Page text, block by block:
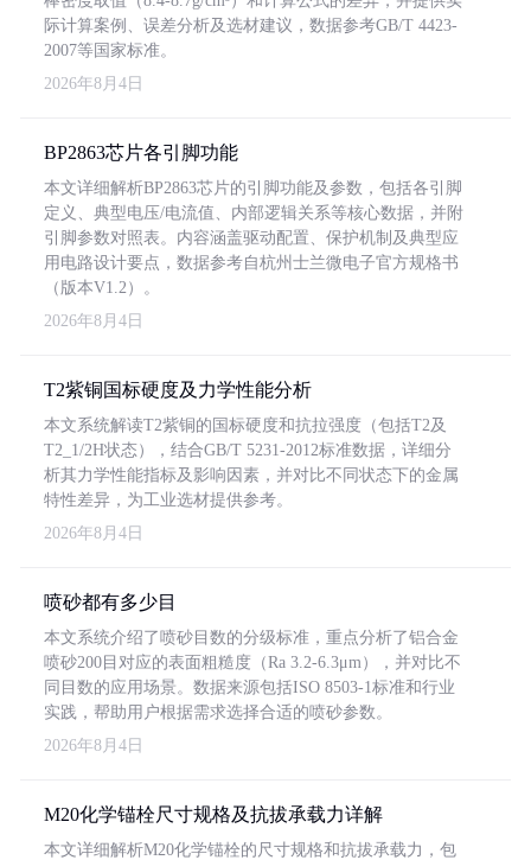
际计算案例、误差分析及选材建议，数据参考GB/T 4423-
2007等国家标准。
2026年8月4日
BP2863芯片各引脚功能
本文详细解析BP2863芯片的引脚功能及参数，包括各引脚
定义、典型电压/电流值、内部逻辑关系等核心数据，并附
引脚参数对照表。内容涵盖驱动配置、保护机制及典型应
用电路设计要点，数据参考自杭州士兰微电子官方规格书
（版本V1.2）。
2026年8月4日
T2紫铜国标硬度及力学性能分析
本文系统解读T2紫铜的国标硬度和抗拉强度（包括T2及
T2_1/2H状态），结合GB/T 5231-2012标准数据，详细分
析其力学性能指标及影响因素，并对比不同状态下的金属
特性差异，为工业选材提供参考。
2026年8月4日
喷砂都有多少目
本文系统介绍了喷砂目数的分级标准，重点分析了铝合金
喷砂200目对应的表面粗糙度（Ra 3.2-6.3μm），并对比不
同目数的应用场景。数据来源包括ISO 8503-1标准和行业
实践，帮助用户根据需求选择合适的喷砂参数。
2026年8月4日
M20化学锚栓尺寸规格及抗拔承载力详解
本文详细解析M20化学锚栓的尺寸规格和抗拔承载力，包